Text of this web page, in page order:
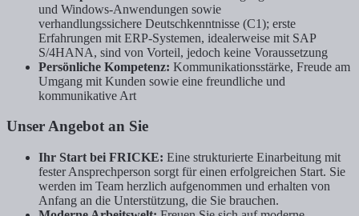
und Windows-Anwendungen sowie
verhandlungssichere Deutschkenntnisse (C1); erste
Erfahrungen mit ERP-Systemen, idealerweise mit SAP
S/4HANA, sind von Vorteil, jedoch keine Voraussetzung
Persönliche Kompetenz: Kommunikationsstärke, Freude am
Umgang mit Kunden sowie eine freundliche und
kommunikative Art
Unser Angebot an Sie
Ihr Start bei FRICKE: Eine strukturierte Einarbeitung mit
fester Ansprechperson sorgt für einen erfolgreichen Start. Sie
werden im Team herzlich aufgenommen und erhalten von
Anfang an die Unterstützung, die Sie brauchen.